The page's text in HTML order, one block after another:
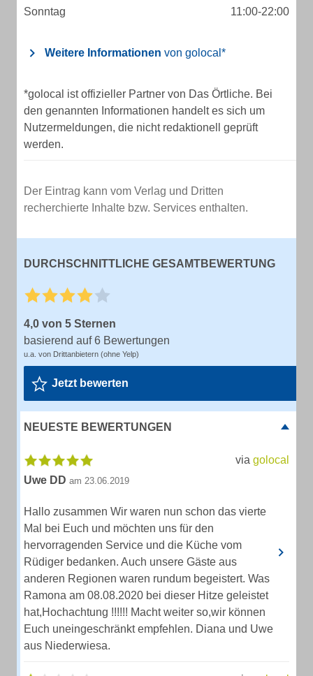
Sonntag 11:00-22:00
Weitere Informationen von golocal*
*golocal ist offizieller Partner von Das Örtliche. Bei
den genannten Informationen handelt es sich um
Nutzermeldungen, die nicht redaktionell geprüft
werden.
Der Eintrag kann vom Verlag und Dritten
recherchierte Inhalte bzw. Services enthalten.
DURCHSCHNITTLICHE GESAMTBEWERTUNG
4,0 von 5 Sternen
basierend auf 6 Bewertungen
u.a. von Drittanbietern (ohne Yelp)
Jetzt bewerten
NEUESTE BEWERTUNGEN
via golocal
Uwe DD am 23.06.2019
Hallo zusammen Wir waren nun schon das vierte
Mal bei Euch und möchten uns für den
hervorragenden Service und die Küche vom
Rüdiger bedanken. Auch unsere Gäste aus
anderen Regionen waren rundum begeistert. Was
Ramona am 08.08.2020 bei dieser Hitze geleistet
hat,Hochachtung !!!!!! Macht weiter so,wir können
Euch uneingeschränkt empfehlen. Diana und Uwe
aus Niederwiesa.